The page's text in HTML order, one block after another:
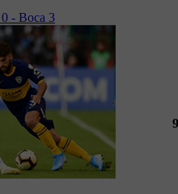
- Boca 3